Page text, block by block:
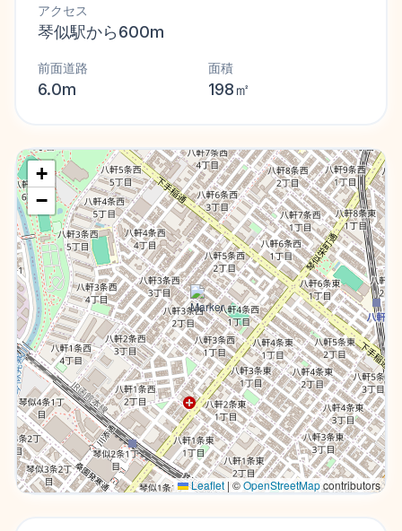
アクセス
琴似駅から600m
前面道路
6.0m
面積
198㎡
+
−
Leaflet | ©OpenStreetMapcontributors